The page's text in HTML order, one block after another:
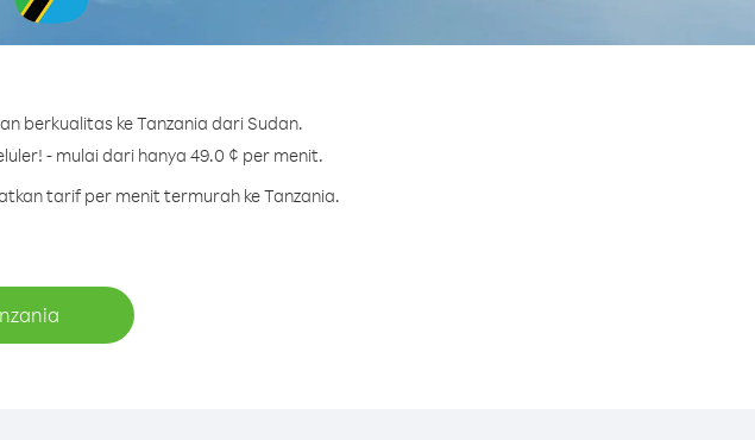
berkualitas ke Tanzania dari Sudan.
- mulai dari hanya 49.0 ¢ per menit.
tarif per menit termurah ke Tanzania.